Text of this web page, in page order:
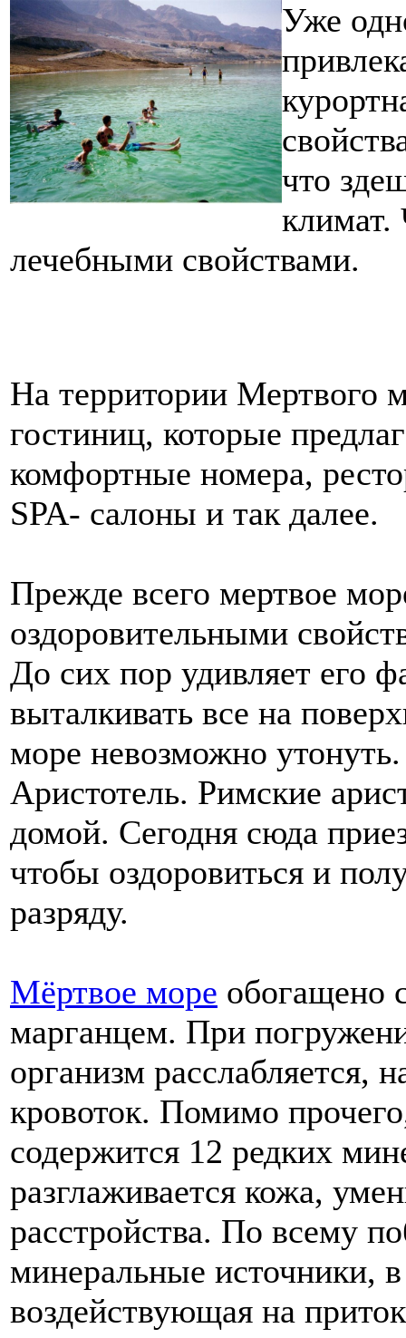
Уже
что
климат.
лечебными свойствами.
На территории Мертвого
гостиниц, которые
комфортные номера,
SPA- салоны и так далее.
Прежде всего мертвое
оздоровительными
До сих пор удивляет его
выталкивать все на
море невозможно
Аристотель. Римские
домой. Сегодня сюда
чтобы оздоровиться и
разряду.
Мёртвое море обогащено
марганцем. При
организм расслабляется,
кровоток. Помимо
содержится 12 редких
разглаживается кожа,
расстройства. По всему
минеральные источники,
воздействующая на